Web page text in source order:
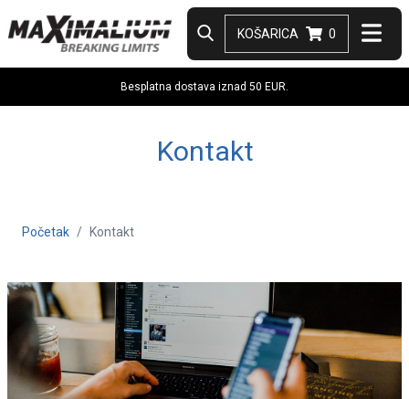
KOŠARICA 0
Besplatna dostava iznad 50 EUR.
Kontakt
Početak Kontakt